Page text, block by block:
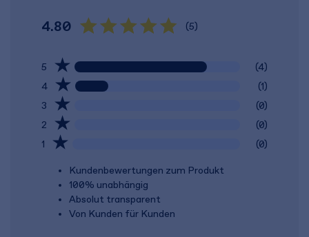
4.80 (5)
5
(4)
4
(1)
3
(0)
2
(0)
1
(0)
Kundenbewertungen zum Produkt
100% unabhängig
Absolut transparent
Von Kunden für Kunden